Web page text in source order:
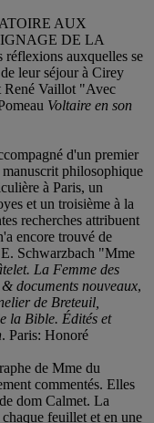
AUX
DE LA
auxquelles se
leur séjour à Cirey
René Vaillot "Avec
Voltaire en son
d'un premier
philosophique
à Paris, un
et un troisième à la
recherches attribuent
encore trouvé de
Schwarzbach "Mme
La Femme des
documents nouveaux,
de Breteuil,
la Bible. Édités et
. Paris: Honoré
de Mme du
commentés. Elles
de dom Calmet. La
feuillet et en une